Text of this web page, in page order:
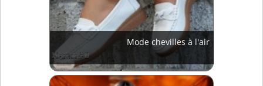
Mode chevilles à l'air